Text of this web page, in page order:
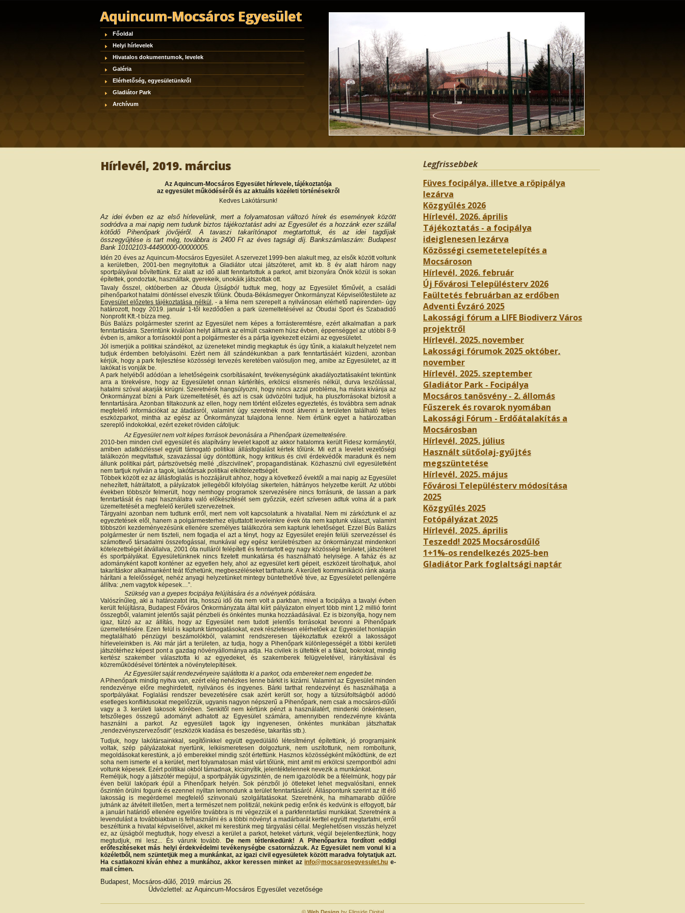
Aquincum-Mocsáros Egyesület
Főoldal
Helyi hírlevelek
Hivatalos dokumentumok, levelek
Galéria
Elérhetőség, egyesületünkről
Gladiátor Park
Archívum
Hírlevél, 2019. március
Az Aquincum-Mocsáros Egyesület hírlevele, tájékoztatója
az egyesület működéséről és az aktuális közéleti történésekről
Kedves Lakótársunk!
Az idei évben ez az első hírlevelünk, mert a folyamatosan változó hírek és események között
sodródva a mai napig nem tudunk biztos tájékoztatást adni az Egyesület és a hozzánk ezer szállal
kötődő Pihenőpark jövőjéről. A tavaszi takarítónapot megtartottuk, és az idei tagdíjak
összegyűjtése is tart még, továbbra is 2400 Ft az éves tagsági díj. Bankszámlaszám: Budapest
Bank 10102103-44490000-00000005.
Idén 20 éves az Aquincum-Mocsáros Egyesület. A szervezet 1999-ben alakult meg, az elsők között voltunk
a kerületben, 2001-ben megnyitottuk a Gladiátor utcai játszóteret, amit kb. 8 év alatt három nagy
sportpályával bővítettünk. Ez alatt az idő alatt fenntartottuk a parkot, amit bizonyára Önök közül is sokan
építettek, gondoztak, használtak, gyerekeik, unokáik játszottak ott.
Tavaly ősszel, októberbenaz Óbuda Újságból tudtuk meg, hogy az Egyesület főművét, a családi
pihenőparkot hatalmi döntéssel elveszik tőlünk. Óbuda-Békásmegyer Önkormányzat Képviselőtestülete az
Egyesület előzetes tájékoztatása nélkül,- a téma nem szerepelt a nyilvánosan elérhető napirenden- úgy
határozott, hogy 2019. január 1-től kezdődően a park üzemeltetésével az Óbudai Sport és Szabadidő
Nonprofit Kft.-t bízza meg.
Bús Balázs polgármester szerint az Egyesület nem képes a forrásteremtésre, ezért alkalmatlan a park
fenntartására. Szerintünk kiválóan helyt álltunk az elmúlt csaknem húsz évben, éppenséggel az utóbbi 8-9
évben is, amikor a forrásoktól pont a polgármester és a pártja igyekezett elzárni az egyesületet.
Jól ismerjük a politikai szándékot, az üzeneteket mindig megkaptuk és úgy tűnik, a kialakult helyzetet nem
tudjuk érdemben befolyásolni. Ezért nem áll szándékunkban a park fenntartásáért küzdeni, azonban
kérjük, hogy a park fejlesztése közösségi tervezés keretében valósuljon meg, amibe az Egyesületet, az itt
lakókat is vonják be.
A park helyéből adódóan a lehetőségeink csorbításaként, tevékenységünk akadályoztatásaként tekintünk
arra a törekvésre, hogy az Egyesületet onnan kártérítés, erkölcsi elismerés nélkül, durva leszólással,
hatalmi szóval akarják kirúgni. Szeretnénk hangsúlyozni, hogy nincs azzal probléma, ha másra kívánja az
Önkormányzat bízni a Park üzemeltetését, és azt is csak üdvözölni tudjuk, ha pluszforrásokat biztosít a
fenntartására. Azonban tiltakozunk az ellen, hogy nem történt előzetes egyeztetés, és továbbra sem adnak
megfelelő információkat az átadásról, valamint úgy szeretnék most átvenni a területen található teljes
eszközparkot, mintha az egész az Önkormányzat tulajdona lenne. Nem értünk egyet a határozatban
szereplő indokokkal, ezért ezeket röviden cáfoljuk:
Az Egyesület nem volt képes források bevonására a Pihenőpark üzemeltetésére.
2010-ben minden civil egyesület és alapítvány levelet kapott az akkor hatalomra került Fidesz kormánytól,
amiben adatközléssel együtt támogató politikai állásfoglalást kértek tőlünk. Mi ezt a levelet vezetőségi
találkozón megvitattuk, szavazással úgy döntöttünk, hogy kritikus és civil érdekvédők maradunk és nem
állunk politikai párt, pártszövetség mellé „díszcivilnek”, propagandistának. Közhasznú civil egyesületként
nem tartjuk nyilván a tagok, lakótársak politikai elkötelezettségét.
Többek között ez az állásfoglalás is hozzájárult ahhoz, hogy a következő évektől a mai napig az Egyesület
nehezített, hátráltatott, a pályázatok jellegéből kifolyólag sikertelen, hátrányos helyzetbe került. Az utóbbi
években többször felmerült, hogy nemhogy programok szervezésére nincs forrásunk, de lassan a park
fenntartását és napi használatra való előkészítését sem győzzük, ezért szívesen adtuk volna át a park
üzemeltetését a megfelelő kerületi szervezetnek.
Tárgyalni azonban nem tudtunk erről, mert nem volt kapcsolatunk a hivatallal. Nem mi zárkóztunk el az
egyeztetések elől, hanem a polgármesterhez eljuttatott leveleinkre évek óta nem kaptunk választ, valamint
többszöri kezdeményezésünk ellenére személyes találkozóra sem kaptunk lehetőséget. Ezzel Bús Balázs
polgármester úr nem tiszteli, nem fogadja el azt a tényt, hogy az Egyesület erején felüli szervezéssel és
számottevő társadalmi összefogással, munkával egy egész kerületrészben az önkormányzat mindenkori
kötelezettségét átvállalva, 2001 óta nulláról felépített és fenntartott egy nagy közösségi területet, játszóteret
és sportpályákat. Egyesületünknek nincs fizetett munkatársa és használható helyisége. A faház és az
adományként kapott konténer az egyetlen hely, ahol az egyesület kerti gépeit, eszközeit tárolhatjuk, ahol
takarításkor alkalmanként teát főzhetünk, megbeszéléseket tarthatunk. A kerületi kommunikáció ránk akarja
hárítani a felelősséget, nehéz anyagi helyzetünket mintegy büntethetővé téve, az Egyesületet pellengérre
állítva: „nem vagytok képesek…”.
Szükség van a gyepes focipálya felújítására és a növények pótlására.
Valószínűleg, aki a határozatot írta, hosszú idő óta nem volt a parkban, mivel a focipálya a tavalyi évben
került felújításra, Budapest Főváros Önkormányzata által kiírt pályázaton elnyert több mint 1,2 millió forint
összegből, valamint jelentős saját pénzbeli és önkéntes munka hozzáadásával. Ez is bizonyítja, hogy nem
igaz, túlzó az az állítás, hogy az Egyesület nem tudott jelentős forrásokat bevonni a Pihenőpark
üzemeltetésére. Ezen felül is kaptunk támogatásokat, ezek részletesen elérhetőek az Egyesület honlapján
megtalálható pénzügyi beszámolókból, valamint rendszeresen tájékoztattuk ezekről a lakosságot
hírleveleinkben is. Aki már járt a területen, az tudja, hogy a Pihenőpark különlegességét a többi kerületi
játszótérhez képest pont a gazdag növényállománya adja. Ha civilek is ültették el a fákat, bokrokat, mindig
kertész szakember választotta ki az egyedeket, és szakemberek felügyeletével, irányításával és
közreműködésével történtek a növénytelepítések.
Az Egyesület saját rendezvényeire sajátította ki a parkot, oda embereket nem engedett be.
A Pihenőpark mindig nyitva van, ezért elég nehézkes lenne bárkit is kizárni. Valamint az Egyesület minden
rendezvénye előre meghirdetett, nyilvános és ingyenes. Bárki tarthat rendezvényt és használhatja a
sportpályákat. Foglalási rendszer bevezetésére csak azért került sor, hogy a túlzsúfoltságból adódó
esetleges konfliktusokat megelőzzük, ugyanis nagyon népszerű a Pihenőpark, nem csak a mocsáros-dűlői
vagy a 3. kerületi lakosok körében. Senkitől nem kértünk pénzt a használatért, mindenki önkéntesen,
tetszőleges összegű adományt adhatott az Egyesület számára, amennyiben rendezvényre kívánta
használni a parkot. Az egyesületi tagok így ingyenesen, önkéntes munkában játszhattak
„rendezvényszervezősdit” (eszközök kiadása és beszedése, takarítás stb.).
Tudjuk, hogy lakótársainkkal, segítőinkkel együtt egyedülálló létesítményt építettünk, jó programjaink
voltak, szép pályázatokat nyertünk, lelkiismeretesen dolgoztunk, nem uszítottunk, nem romboltunk,
megoldásokat kerestünk, a jó emberekkel mindig szót értettünk. Hasznos közösségként működtünk, de ezt
soha nem ismerte el a kerület, mert folyamatosan mást várt tőlünk, mint amit mi erkölcsi szempontból adni
voltunk képesek. Ezért politikai okból támadnak, kicsinyítik, jelentéktelennek nevezik a munkánkat.
Reméljük, hogy a játszótér megújul, a sportpályák úgyszintén, de nem igazolódik be a félelmünk, hogy pár
éven belül lakópark épül a Pihenőpark helyén. Sok pénzből jó ötleteket lehet megvalósítani, ennek
őszintén örülni fogunk és ezennel nyíltan lemondunk a terület fenntartásáról. Álláspontunk szerint az itt élő
lakosság is megérdemel megfelelő színvonalú szolgáltatásokat. Szeretnénk, ha mihamarabb dűlőre
jutnánk az átvételt illetően, mert a természet nem politizál, nekünk pedig erőnk és kedvünk is elfogyott, bár
a januári határidő ellenére egyelőre továbbra is mi végezzük el a parkfenntartási munkákat. Szeretnénk a
levendulást a továbbiakban is felhasználni és a többi növényt a madárbarát kerttel együtt megtartatni, erről
beszéltünk a hivatal képviselőivel, akiket mi kerestünk meg tárgyalási céllal. Meglehetősen visszás helyzet
ez, az újságból megtudtuk, hogy elveszi a kerület a parkot, heteket vártunk, végül bejelentkeztünk, hogy
megtudjuk, mi lesz... És várunk tovább.
De nem tétlenkedünk! A Pihenőparkra fordított eddigi
erőfeszítéseket más helyi érdekvédelmi tevékenységbe csatornázzuk. Az Egyesület nem vonul ki a
közéletből, nem szüntetjük meg a munkánkat, az igazi civil egyesületek között maradva folytatjuk azt.
Ha csatlakozni kíván ehhez a munkához, akkor keressen minket azinfo@mocsarosegyesulet.hu e-
mail címen.
Budapest, Mocsáros-dűlő, 2019. március 26.
Üdvözlettel: az Aquincum-Mocsáros Egyesület vezetősége
Legfrissebbek
Füves focipálya, illetve a röpipálya
lezárva
Közgyűlés 2026
Hírlevél, 2026. április
Tájékoztatás - a focipálya
ideiglenesen lezárva
Közösségi csemetetelepítés a
Mocsároson
Hírlevél, 2026. február
Új Fővárosi Településterv 2026
Faültetés februárban az erdőben
Adventi Évzáró 2025
Lakossági fórum a LIFE Biodiverz Város
projektről
Hírlevél, 2025. november
Lakossági fórumok 2025 október,
november
Hírlevél, 2025. szeptember
Gladiátor Park - Focipálya
Mocsáros tanösvény - 2. állomás
Fűszerek és rovarok nyomában
Lakossági Fórum - Erdőátalakítás a
Mocsárosban
Hírlevél, 2025. július
Használt sütőolaj-gyűjtés
megszüntetése
Hírlevél, 2025. május
Fővárosi Településterv módosítása
2025
Közgyűlés 2025
Fotópályázat 2025
Hírlevél, 2025. április
Teszedd! 2025 Mocsárosdűlő
1+1%-os rendelkezés 2025-ben
Gladiátor Park foglaltsági naptár
© Web Design by Flipside Digital